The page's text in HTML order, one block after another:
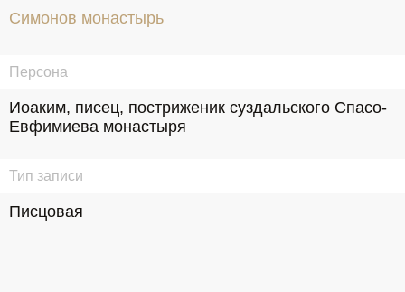
Симонов монастырь
Персона
Иоаким, писец, постриженик суздальского Спасо-
Евфимиева монастыря
Тип записи
Писцовая